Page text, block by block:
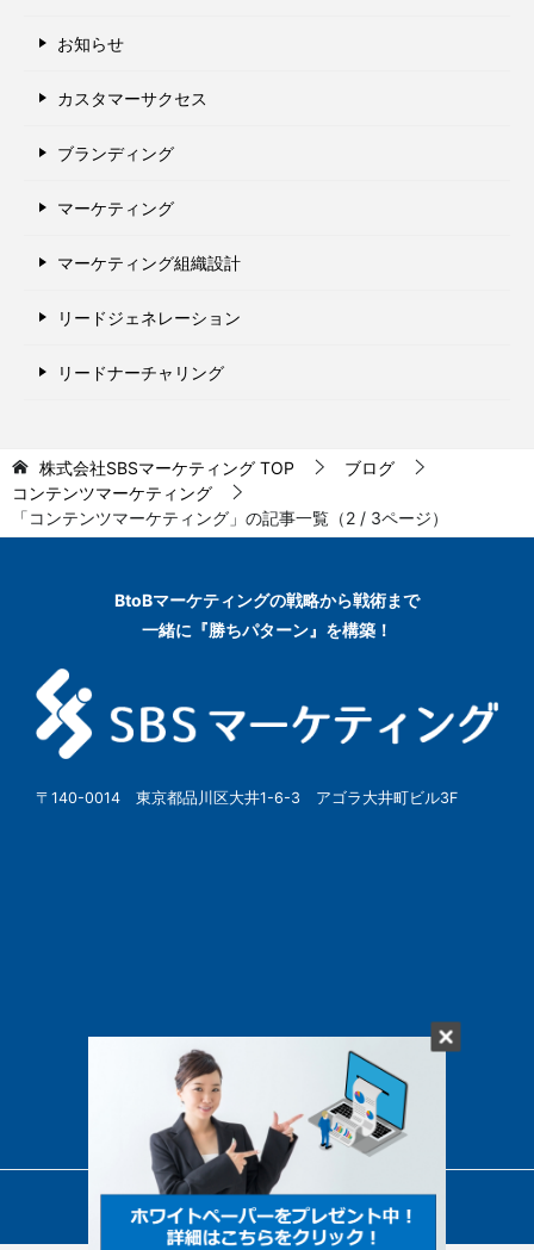
お知らせ
カスタマーサクセス
ブランディング
マーケティング
マーケティング組織設計
リードジェネレーション
リードナーチャリング
株式会社SBSマーケティング TOP
ブログ
コンテンツマーケティング
「コンテンツマーケティング」の記事一覧（2 / 3ページ）
BtoBマーケティングの戦略から戦術まで
一緒に『勝ちパターン』を構築！
〒140-0014 東京都品川区大井1-6-3 アゴラ大井町ビル3F
© SBSMarketing Co., Ltd.